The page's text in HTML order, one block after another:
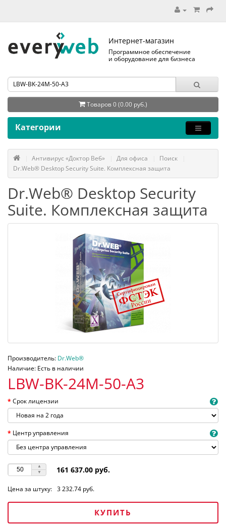
Интернет-магазин
Программное обеспечение
и оборудование для бизнеса
Товаров 0 (0.00 руб.)
Категории
Антивирус «Доктор Веб» Для офиса
Поиск
Dr.Web® Desktop Security Suite. Комплексная защита
Dr.Web® Desktop Security
Suite. Комплексная защита
Производитель: Dr.Web®
Наличие: Есть в наличии
LBW-BK-24M-50-A3
Срок лицензии
Центр управления
161 637.00 руб.
Цена за штуку: 3 232.74 руб.
КУПИТЬ